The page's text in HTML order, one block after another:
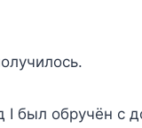
был обручён с